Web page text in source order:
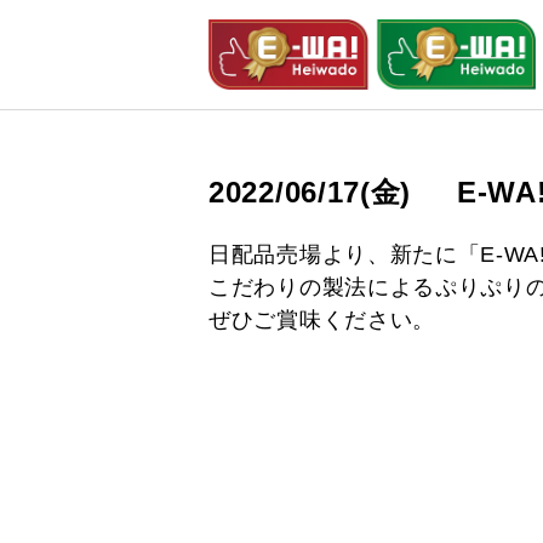
2022/06/17(金) E-
日配品売場より、新たに「E-
こだわりの製法によるぷりぷり
ぜひご賞味ください。